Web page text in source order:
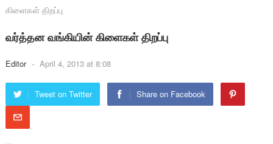
கிளைகள் திறப்பு
வர்த்தன வங்கியின் கிளைகள் திறப்பு
Editor - April 4, 2013 at 8:08
Tweet on Twitter Share on Facebook